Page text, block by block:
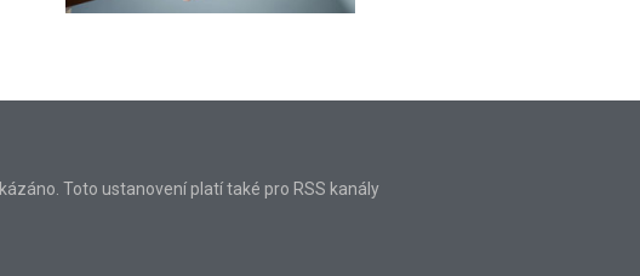
Toto ustanovení platí také pro RSS kanály